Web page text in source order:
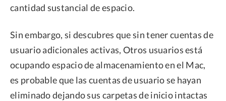
cantidad sustancial de espacio.
Sin embargo, si descubres que sin tener cuentas de
usuario adicionales activas, Otros usuarios está
ocupando espacio de almacenamiento en el Mac,
es probable que las cuentas de usuario se hayan
eliminado dejando sus carpetas de inicio intactas